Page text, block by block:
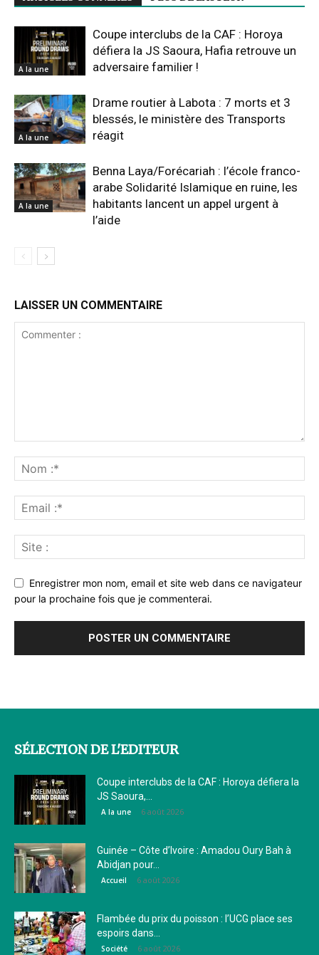
A la une
Coupe interclubs de la CAF : Horoya
défiera la JS Saoura, Hafia retrouve un
adversaire familier !
A la une
Drame routier à Labota : 7 morts et 3
blessés, le ministère des Transports
réagit
A la une
Benna Laya/Forécariah : l’école franco-
arabe Solidarité Islamique en ruine, les
habitants lancent un appel urgent à
l’aide
LAISSER UN COMMENTAIRE
Enregistrer mon nom, email et site web dans ce navigateur
pour la prochaine fois que je commenterai.
SÉLECTION DE L'EDITEUR
Coupe interclubs de la CAF : Horoya défiera la
JS Saoura,...
A la une 6 août 2026
Guinée – Côte d’Ivoire : Amadou Oury Bah à
Abidjan pour...
Accueil 6 août 2026
Flambée du prix du poisson : l’UCG place ses
espoirs dans...
Société 6 août 2026